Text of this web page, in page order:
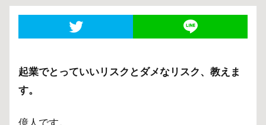
起業でとっていいリスクとダメなリスク、教えま
す。
億人です。